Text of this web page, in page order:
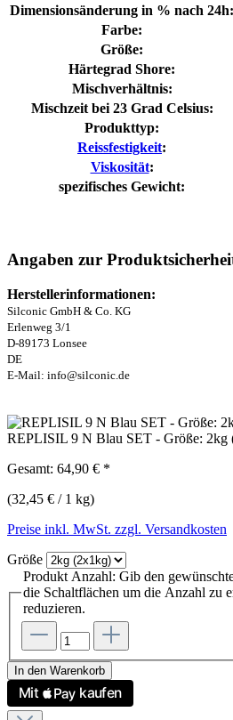
Dimensionsänderung in % nach 24h:
Farbe:
Größe:
Härtegrad Shore:
Mischverhältnis:
Mischzeit bei 23 Grad Celsius:
Produkttyp:
Reissfestigkeit:
Viskosität:
spezifisches Gewicht:
Angaben zur
Herstellerinformationen:
Silconic GmbH & Co. KG
Erlenweg 3/1
D-89173 Lonsee
DE
E-Mail: info@silconic.de
REPLISIL 9 N Blau SET - Größe: 2kg
Gesamt: 64,90 € *
(32,45 € / 1 kg)
Preise inkl. MwSt. zzgl. Versandkosten
Größe
Produkt Anzahl: Gib den
die Schaltflächen um die Anzahl zu
reduzieren.
In den Warenkorb